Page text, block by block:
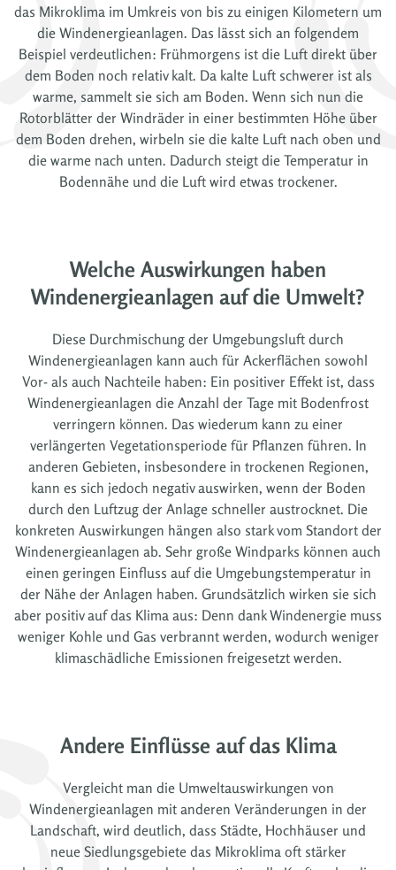
das Mikroklima im Umkreis von bis zu einigen Kilometern um
die Windenergieanlagen. Das lässt sich an folgendem
Beispiel verdeutlichen: Frühmorgens ist die Luft direkt über
dem Boden noch relativ kalt. Da kalte Luft schwerer ist als
warme, sammelt sie sich am Boden. Wenn sich nun die
Rotorblätter der Windräder in einer bestimmten Höhe über
dem Boden drehen, wirbeln sie die kalte Luft nach oben und
die warme nach unten. Dadurch steigt die Temperatur in
Bodennähe und die Luft wird etwas trockener.
Welche Auswirkungen haben
Windenergieanlagen auf die Umwelt?
Diese Durchmischung der Umgebungsluft durch
Windenergieanlagen kann auch für Ackerflächen sowohl
Vor- als auch Nachteile haben: Ein positiver Effekt ist, dass
Windenergieanlagen die Anzahl der Tage mit Bodenfrost
verringern können. Das wiederum kann zu einer
verlängerten Vegetationsperiode für Pflanzen führen. In
anderen Gebieten, insbesondere in trockenen Regionen,
kann es sich jedoch negativ auswirken, wenn der Boden
durch den Luftzug der Anlage schneller austrocknet. Die
konkreten Auswirkungen hängen also stark vom Standort der
Windenergieanlagen ab. Sehr große Windparks können auch
einen geringen Einfluss auf die Umgebungstemperatur in
der Nähe der Anlagen haben. Grundsätzlich wirken sie sich
aber positiv auf das Klima aus: Denn dank Windenergie muss
weniger Kohle und Gas verbrannt werden, wodurch weniger
klimaschädliche Emissionen freigesetzt werden.
Andere Einflüsse auf das Klima
Vergleicht man die Umweltauswirkungen von
Windenergieanlagen mit anderen Veränderungen in der
Landschaft, wird deutlich, dass Städte, Hochhäuser und
neue Siedlungsgebiete das Mikroklima oft stärker